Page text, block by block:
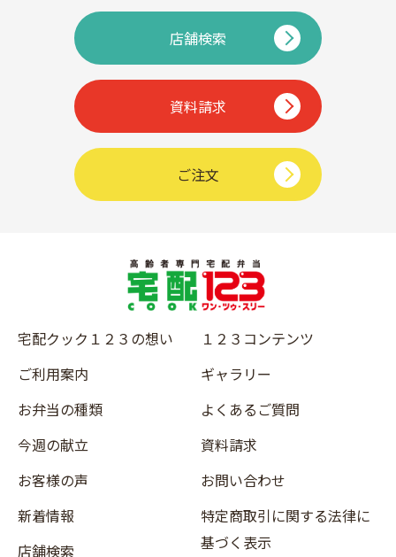
店舗検索
資料請求
ご注文
宅配クック１２３の想い
ご利用案内
お弁当の種類
今週の献立
お客様の声
新着情報
店舗検索
１２３コンテンツ
ギャラリー
よくあるご質問
資料請求
お問い合わせ
特定商取引に関する法律に
基づく表示